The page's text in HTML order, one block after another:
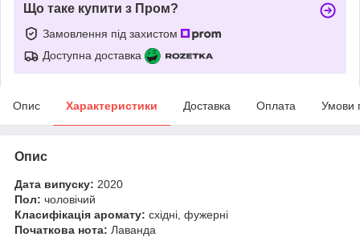
Що таке купити з Пром?
Замовлення під захистом
Доступна доставка
Опис Характеристики Доставка Оплата Умови
Опис
Дата випуску: 2020
Пол: чоловічий
Класифікація аромату: східні, фужерні
Початкова нота: Лаванда